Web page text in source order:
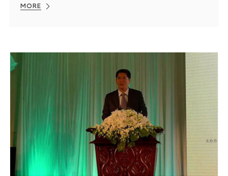
MORE